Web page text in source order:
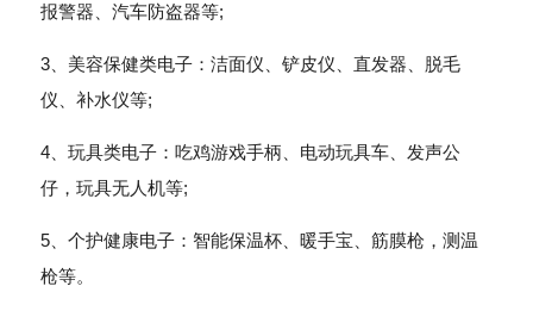
报警器、汽车防盗器等;
3、美容保健类电子：洁面仪、铲皮仪、直发器、脱毛
仪、补水仪等;
4、玩具类电子：吃鸡游戏手柄、电动玩具车、发声公
仔，玩具无人机等;
5、个护健康电子：智能保温杯、暖手宝、筋膜枪，测温
枪等。